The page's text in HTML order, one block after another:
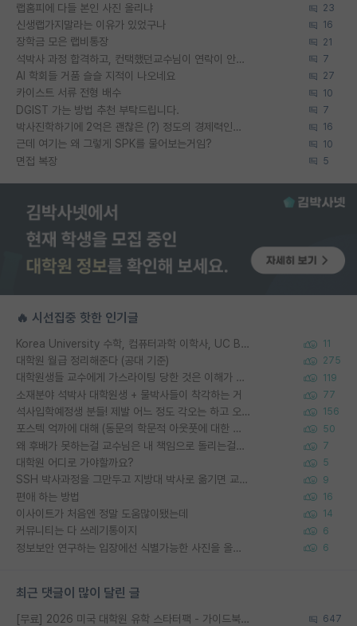
랩홈피에 다들 본인 사진 올리냐 23
신생랩가지말라는 이유가 있었구나 16
장학금 모은 랩비통장 21
석박사 과정 합격하고, 컨택했던교수님이 연락이 안됩니다... 7
AI 학회들 거품 슬슬 지적이 나오네요 27
카이스트 서류 전형 배수 10
DGIST 가는 방법 추천 부탁드립니다. 7
박사진학하기에 2억은 괜찮은 (?) 정도의 경제력인가요 16
근데 여기는 왜 그렇게 SPK를 물어보는거임? 10
면접 복장 5
🔥 시선집중 핫한 인기글
Korea University 수학, 컴퓨터과학 이학사, UC Berkeley 산업공학 대학원 공학박사가 되는 것은 쉽지 않겠죠? 11
대학원 월급 정리해준다 (공대 기준) 275
대학원생들 교수에게 가스라이팅 당한 것은 이해가 갑니다. 안타깝네요. 119
소재분야 석박사 대학원생 + 물박사들이 착각하는 거 77
석사입학예정생 분들! 제발 어느 정도 각오는 하고 오세요. 156
포스텍 억까에 대해 (동문의 학문적 아웃풋에 대한 반박) 50
왜 후배가 못하는걸 교수님은 내 책임으로 돌리는걸까요? 7
대학원 어디로 가야할까요? 5
SSH 박사과정을 그만두고 지방대 박사로 옮기면 교수의 꿈은 끝일까요? 9
편애 하는 방법 16
이사이트가 처음엔 정말 도움많이됐는데 14
커뮤니티는 다 쓰레기통이지 6
정보보안 연구하는 입장에선 식별가능한 사진을 올리는건 비추이긴함 6
최근 댓글이 많이 달린 글
[무료] 2026 미국 대학원 유학 스타터팩 - 가이드북 & 합격자 컨택메일 템플릿 647